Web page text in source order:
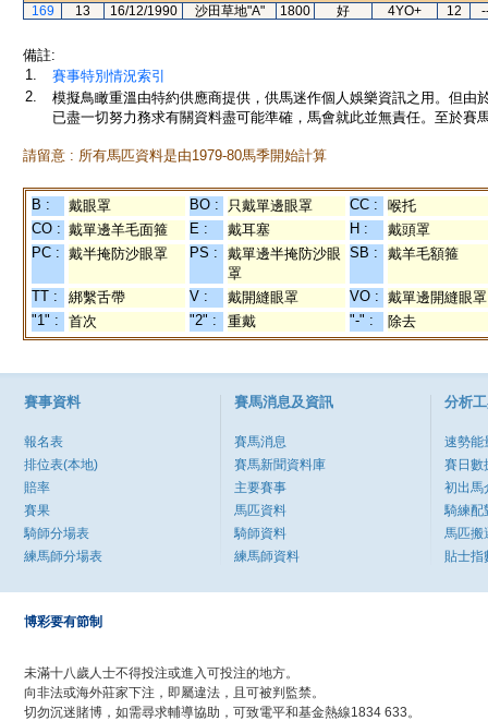
169
13 16/12/1990 沙田草地"A" 1800 好 4YO+ 12
備註:
1.
賽事特別情況索引
2.
模擬鳥瞰重溫由特約供應商提供，供馬迷作個人娛樂資訊之用。但
已盡一切努力務求有關資料盡可能準確，馬會就此並無責任。至於賽
請留意 : 所有馬匹資料是由1979-80馬季開始計算
B : 戴眼罩 BO : 只戴單邊眼罩 CC :
喉托
CO : 戴單邊羊毛面箍 E : 戴耳塞 H :
戴頭罩
PC : 戴半掩防沙眼罩 PS :
戴單邊半掩防沙眼
罩
SB : 戴羊毛額箍
TT : 綁繫舌帶 V : 戴開縫眼罩 VO : 戴單邊開縫眼罩
"1" :
首次 "2" : 重戴 "-" : 除去
賽事資料
報名表
排位表(本地)
賠率
賽果
騎師分場表
練馬師分場表
賽馬消息及資訊
賽馬消息
賽馬新聞資料庫
主要賽事
馬匹資料
騎師資料
練馬師資料
分析
速勢能
賽日數
初出馬
騎練配
馬匹搬
貼士指
博彩要有節制
未滿十八歲人士不得投注或進入可投注的地方。
向非法或海外莊家下注，即屬違法，且可被判監禁。
切勿沉迷賭博，如需尋求輔導協助，可致電平和基金熱線1834 633。